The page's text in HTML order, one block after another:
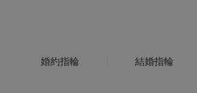
婚約指輪 結婚指輪